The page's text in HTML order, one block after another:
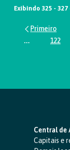
Exibindo 325 -
...Páginas122
Central de
Capitais e